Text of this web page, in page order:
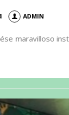
ADMIN
maravilloso